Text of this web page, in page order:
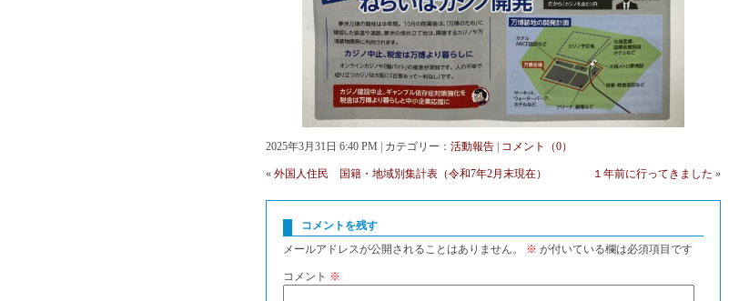
2025年3月31日 6:40 PM | カテゴリー： 活動報告 | コメント（0）
« 外国人住民 国籍・地域別集計表（令和7年2月末現在） １年前に行ってきました »
コメントを残す
メールアドレスが公開されることはありません。
※ が付いている欄は必須項目です
コメント ※